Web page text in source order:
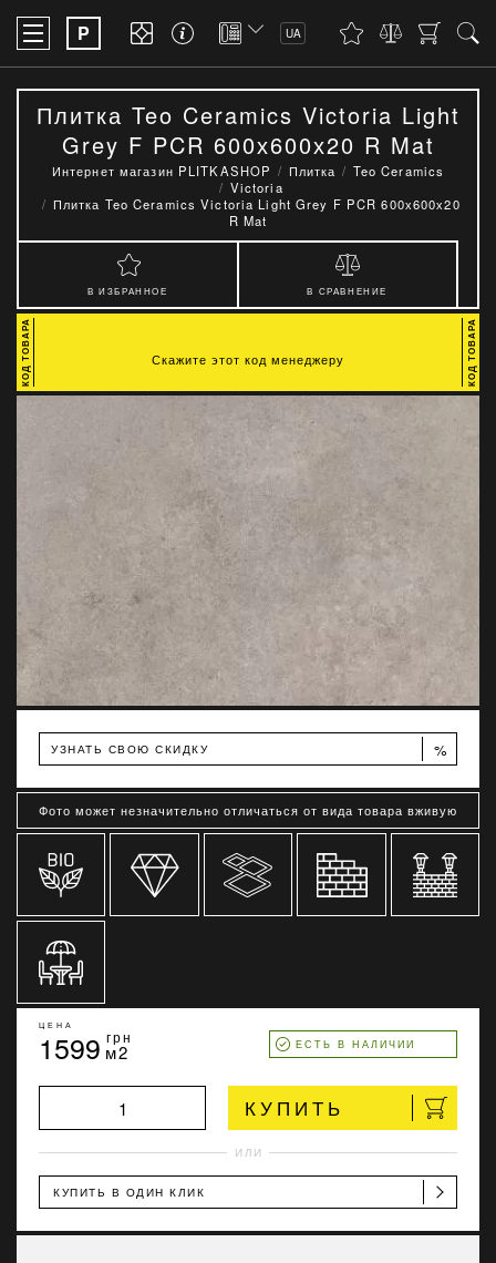
P UA
Плитка Teo Ceramics Victoria Light
Grey F PCR 600х600х20 R Mat
Интернет магазин PLITKASHOP Плитка
Teo Ceramics
Victoria
Плитка Teo Ceramics Victoria Light Grey F PCR 600х600х20
R Mat
В ИЗБРАННОЕ В СРАВНЕНИЕ
УЗНАТЬ СВОЮ СКИДКУ %
Фото может незначительно отличаться от вида товара вживую
ЦЕНА
1599 грн
м2 ЕСТЬ В НАЛИЧИИ
КУПИТЬ
ИЛИ
КУПИТЬ В ОДИН КЛИК
Скажите этот код менеджеру